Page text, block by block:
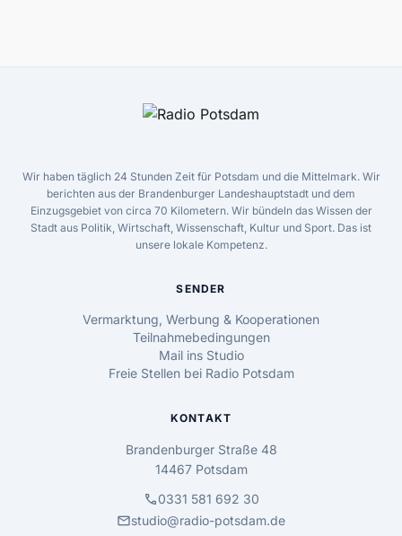
Wir haben täglich 24 Stunden Zeit für Potsdam und die Mittelmark. Wir
berichten aus der Brandenburger Landeshauptstadt und dem
Einzugsgebiet von circa 70 Kilometern. Wir bündeln das Wissen der
Stadt aus Politik, Wirtschaft, Wissenschaft, Kultur und Sport. Das ist
unsere lokale Kompetenz.
SENDER
Vermarktung, Werbung & Kooperationen
Teilnahmebedingungen
Mail ins Studio
Freie Stellen bei Radio Potsdam
KONTAKT
Brandenburger Straße 48
14467 Potsdam
call0331 581 692 30
mailstudio@radio-potsdam.de